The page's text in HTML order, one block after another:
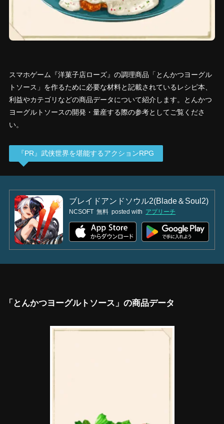
スマホゲーム『洋菓子店ローズ』の調理商品「とんかつヨーグル
トソース」を作るために必要な材料と記載されているレシピ本、
利益やカテゴリなどの商品データについて紹介します。とんかつ
ヨーグルトソースの開発・量産する際の参考としてご覧くださ
い。
『PR』武侠世界を堪能するアクションRPG
ブレイドアンドソウル2(Blade＆Soul2)
NCSOFT 無料 posted with アプリーチ
「とんかつヨーグルトソース」の商品データ